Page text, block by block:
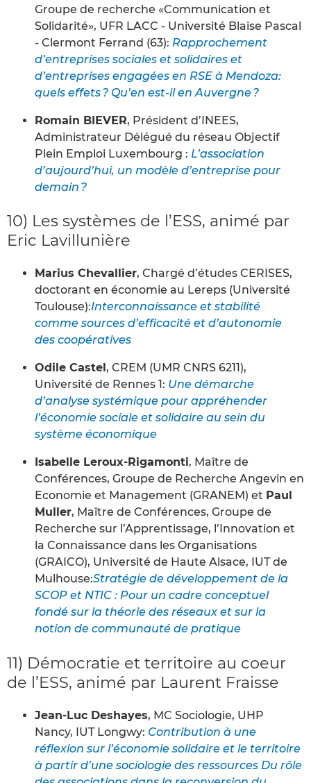
Groupe de recherche «Communication et
Solidarité», UFR LACC - Université Blaise Pascal
- Clermont Ferrand (63): Rapprochement
d’entreprises sociales et solidaires et
d’entreprises engagées en RSE à Mendoza:
quels effets ? Qu’en est-il en Auvergne ?
Romain BIEVER, Président d’INEES,
Administrateur Délégué du réseau Objectif
Plein Emploi Luxembourg : L’association
d’aujourd’hui, un modèle d’entreprise pour
demain ?
10) Les systèmes de l’ESS, animé par
Eric Lavillunière
Marius Chevallier, Chargé d’études CERISES,
doctorant en économie au Lereps (Université
Toulouse):Interconnaissance et stabilité
comme sources d’efficacité et d’autonomie
des coopératives
Odile Castel , CREM (UMR CNRS 6211),
Université de Rennes 1: Une démarche
d’analyse systémique pour appréhender
l’économie sociale et solidaire au sein du
système économique
Isabelle Leroux-Rigamonti, Maître de
Conférences, Groupe de Recherche Angevin en
Economie et Management (GRANEM) et Paul
Muller, Maître de Conférences, Groupe de
Recherche sur l’Apprentissage, l’Innovation et
la Connaissance dans les Organisations
(GRAICO), Université de Haute Alsace, IUT de
Mulhouse:Stratégie de développement de la
SCOP et NTIC : Pour un cadre conceptuel
fondé sur la théorie des réseaux et sur la
notion de communauté de pratique
11) Démocratie et territoire au coeur
de l’ESS, animé par Laurent Fraisse
Jean-Luc Deshayes, MC Sociologie, UHP
Nancy, IUT Longwy: Contribution à une
réflexion sur l’économie solidaire et le territoire
à partir d’une sociologie des ressources Du rôle